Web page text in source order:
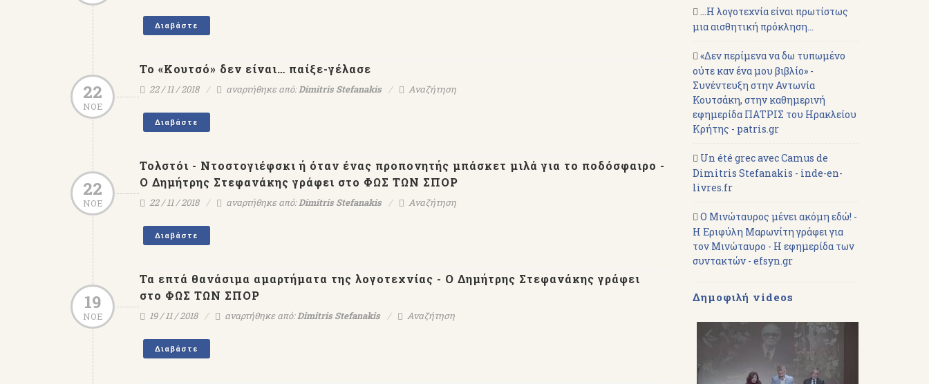
Διαβάστε
22
ΝΟΕ
Το «Κουτσό» δεν είναι… παίξε-γέλασε
22 / 11 / 2018 αναρτήθηκε από:Dimitris Stefanakis Αναζήτηση
Διαβάστε
22
ΝΟΕ
Τολστόι - Ντοστογιέφσκι ή όταν ένας προπονητής μπάσκετ μιλά για το ποδόσφαιρο -
Ο Δημήτρης Στεφανάκης γράφει στο ΦΩΣ ΤΩΝ ΣΠΟΡ
22 / 11 / 2018 αναρτήθηκε από:Dimitris Stefanakis Αναζήτηση
Διαβάστε
19
ΝΟΕ
Τα επτά θανάσιμα αμαρτήματα της λογοτεχνίας - Ο Δημήτρης Στεφανάκης γράφει
στο ΦΩΣ ΤΩΝ ΣΠΟΡ
19 / 11 / 2018 αναρτήθηκε από:Dimitris Stefanakis Αναζήτηση
Διαβάστε
...Η λογοτεχνία είναι πρωτίστως
μια αισθητική πρόκληση...
«Δεν περίμενα να δω τυπωμένο
ούτε καν ένα μου βιβλίο» -
Συνέντευξη στην Αντωνία
Κουτσάκη, στην καθημερινή
εφημερίδα ΠΑΤΡΙΣ του Ηρακλείου
Κρήτης - patris.gr
Un été grec avec Camus de
Dimitris Stefanakis - inde-en-
livres.fr
Ο Μινώταυρος μένει ακόμη εδώ! -
Η Εριφύλη Μαρωνίτη γράφει για
τον Μινώταυρο - Η εφημερίδα των
συντακτών - efsyn.gr
Δημοφιλή videos